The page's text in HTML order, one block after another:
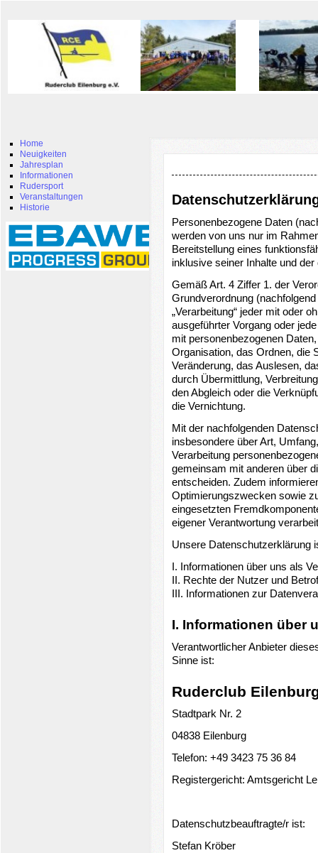
Home
Neuigkeiten
Jahresplan
Informationen
Rudersport
Veranstaltungen
Historie
Personenbezogene Daten
werden von uns nur im
Bereitstellung eines
inklusive seiner Inhalte und
Gemäß Art. 4 Ziffer 1. der
Grundverordnung
„Verarbeitung“ jeder mit oder
ausgeführter Vorgang oder
mit personenbezogenen
Organisation, das Ordnen, die
Veränderung, das Auslesen,
durch Übermittlung,
den Abgleich oder die
die Vernichtung.
Mit der nachfolgenden
insbesondere über Art,
Verarbeitung
gemeinsam mit anderen über
entscheiden. Zudem
Optimierungszwecken sowie
eingesetzten
eigener Verantwortung
Unsere Datenschutzerklärung
I. Informationen über uns als
II. Rechte der Nutzer und
III. Informationen zur
I. Informationen über
Verantwortlicher Anbieter
Sinne ist:
Ruderclub
Stadtpark Nr. 2
04838 Eilenburg
Telefon: +49 3423 75 36 84
Registergericht: Amtsgericht
Datenschutzbeauftragte/r ist:
Stefan Kröber